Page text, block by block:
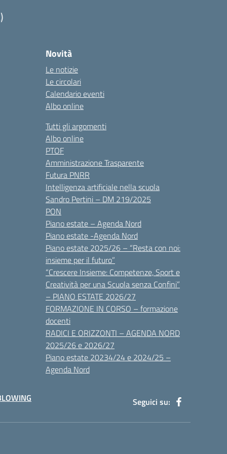
Novità
Le notizie
Le circolari
Calendario eventi
Albo online
Tutti gli argomenti
Albo online
PTOF
Amministrazione Trasparente
Futura PNRR
Intelligenza artificiale nella scuola
Sandro Pertini – DM 219/2025
PON
Piano estate – Agenda Nord
Piano estate -Agenda Nord
Piano estate 2025/26 – “Resta con noi:
insieme per il futuro”
“Crescere Insieme: Competenze, Sport e
Creatività per una Scuola senza Confini”
– PIANO ESTATE 2026/27
FORMAZIONE IN CORSO – formazione
docenti
RADICI E ORIZZONTI – AGENDA NORD
2025/26 e 2026/27
Piano estate 20234/24 e 2024/25 –
Agenda Nord
Seguici su: